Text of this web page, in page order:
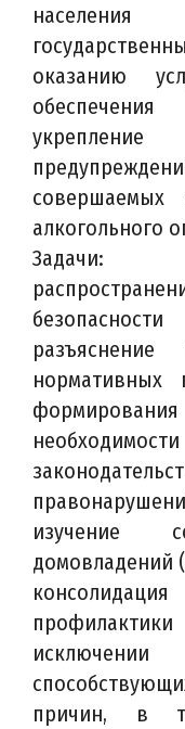
оказанию
обеспечения
совершаемых
алкогольного
Задачи:
изучение
домовладений
причин, в